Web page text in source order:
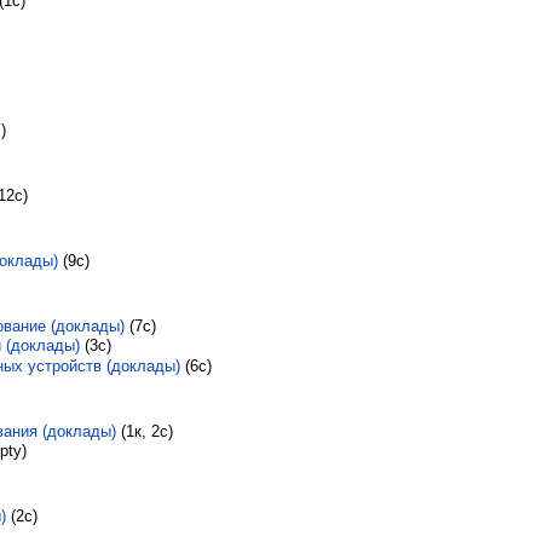
‎(9с)
(доклады) ‎(7с)
(доклады) ‎(3с)
устройств (доклады) ‎(6с)
(доклады) ‎(1к, 2с)
‎(2с)